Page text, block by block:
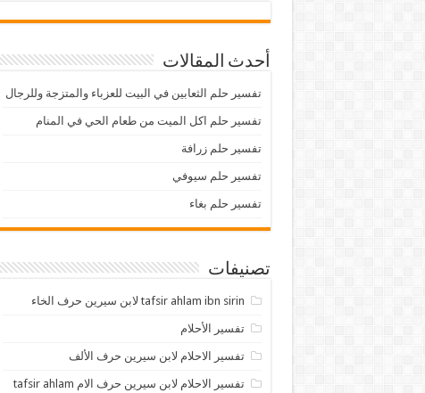
أحدث المقالات
تفسير حلم الثعابين في البيت للعزباء والمتزجة وللرجال
تفسير حلم اكل الميت من طعام الحي في المنام
تفسير حلم زرافة
تفسير حلم سيوفي
تفسير حلم بغاء
تصنيفات
tafsir ahlam ibn sirin لابن سيرين حرف الخاء
تفسير الأحلام
تفسير الاحلام لابن سيرين حرف الألف
تفسير الاحلام لابن سيرين حرف الام tafsir ahlam